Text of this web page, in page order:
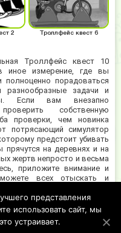
Троллфейс квест 10
иное измерение, где вы
порадоваться
разнообразные задачи и
Если вам внезапно
собственную
проверки, чем новинка
потрясающий симулятор
предстоит убивать
на деревнях и на
жертв непросто и весьма
приложите внимание и
всех отыскать и
там ладонью. Ищите в
не залезет. Это тайники
2 Троллфейс квест 6
представления
использовать сайт, мы
устраивает.